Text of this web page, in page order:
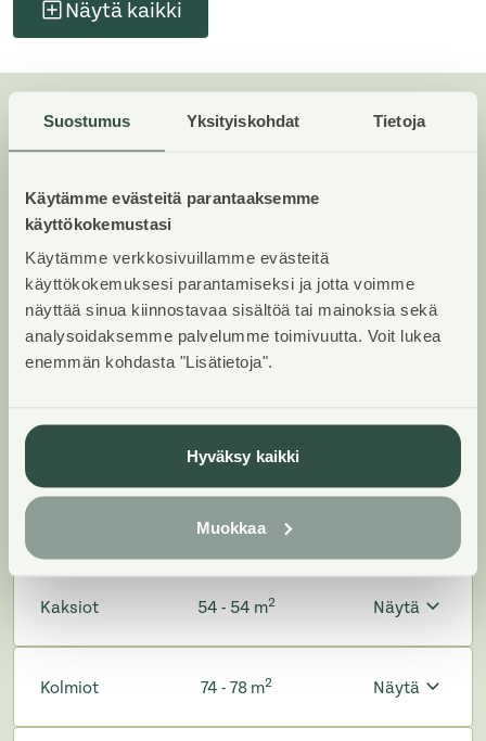
Suostumus Yksityiskohdat Tietoja
Käytämme evästeitä parantaaksemme
käyttökokemustasi
Käytämme verkkosivuillamme evästeitä
käyttökokemuksesi parantamiseksi ja jotta voimme
näyttää sinua kiinnostavaa sisältöä tai mainoksia sekä
analysoidaksemme palvelumme toimivuutta. Voit lukea
enemmän kohdasta "Lisätietoja".
Hyväksy kaikki
Muokkaa
Näytä kaikki
Huoneistot ja pohjakuvat:
Piharakennus
Lisää hakemukselle kaikki haluamasi asuntotyypit.
Mahdollisuutesi asunnon saamiseksi paranevat, kun
voimme tarjota sinulle kaikkia valitsemasi
asuntotyypin asuntoja, jotka mahdollisesti
vapautuvat myöhemmin tästä kohteesta. Olet
hakuprosessissa.
40.5 - 40.5 m 2
Kaksiot 54 - 54 m2 Näytä
Kolmiot 74 - 78 m2 Näytä